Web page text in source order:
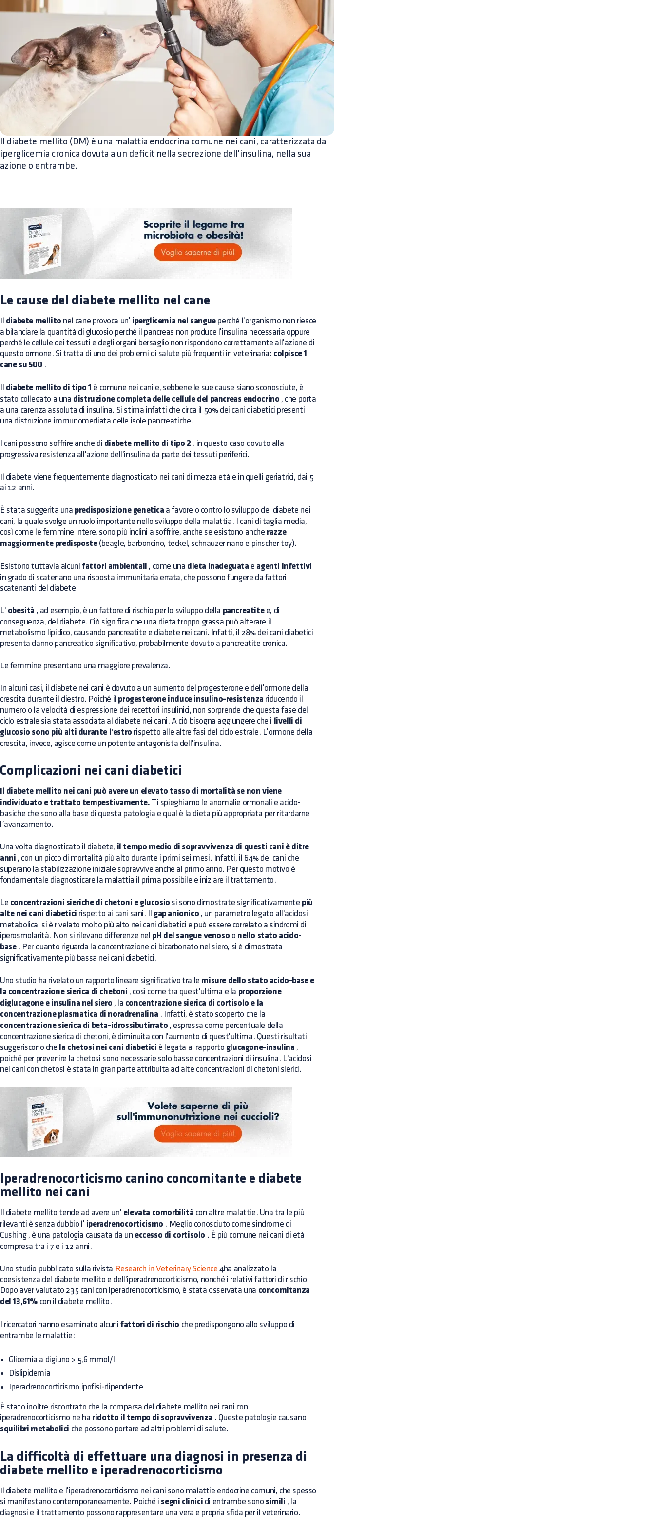
Il diabete mellito (DM) è una malattia endocrina comune nei cani, caratterizzata da
iperglicemia cronica dovuta a un deficit nella secrezione dell'insulina, nella sua
azione o entrambe.
Le cause del diabete mellito nel cane
diabete mellito nel cane provoca un' iperglicemia nel sangueperché l'organismo non riesce
a bilanciare la quantità di glucosio perché il pancreas non produce l'insulina necessaria oppure
perché le cellule dei tessuti e degli organi bersaglio non rispondono correttamente all'azione di
questo ormone. Si tratta di uno dei problemi di salute più frequenti in veterinaria: colpisce 1
cane su 500 .
diabete mellito di tipo 1 è comune nei cani e, sebbene le sue cause siano sconosciute, è
stato collegato a una distruzione completa delle cellule del pancreas endocrino , che porta
a una carenza assoluta di insulina. Si stima infatti che circa il 50% dei cani diabetici presenti
una distruzione immunomediata delle isole pancreatiche.
I cani possono soffrire anche di diabete mellito di tipo 2 , in questo caso dovuto alla
progressiva resistenza all'azione dell'insulina da parte dei tessuti periferici.
Il diabete viene frequentemente diagnosticato nei cani di mezza età e in quelli geriatrici, dai 5
ai 12 anni.
È stata suggerita una predisposizione genetica a favore o contro lo sviluppo del diabete nei
cani, la quale svolge un ruolo importante nello sviluppo della malattia. I cani di taglia media,
così come le femmine intere, sono più inclini a soffrire, anche se esistono anche razze
maggiormente predisposte(beagle, barboncino, teckel, schnauzer nano e pinscher toy).
Esistono tuttavia alcuni fattori ambientali , come una dieta inadeguata e agenti infettivi
in grado di scatenano una risposta immunitaria errata, che possono fungere da fattori
scatenanti del diabete.
L' obesità , ad esempio, è un fattore di rischio per lo sviluppo della pancreatitee, di
conseguenza, del diabete. Ciò significa che una dieta troppo grassa può alterare il
metabolismo lipidico, causando pancreatite e diabete nei cani. Infatti, il 28% dei cani diabetici
presenta danno pancreatico significativo, probabilmente dovuto a pancreatite cronica.
Le femmine presentano una maggiore prevalenza.
In alcuni casi, il diabete nei cani è dovuto a un aumento del progesterone e dell'ormone della
crescita durante il diestro. Poiché il progesterone induce insulino-resistenza riducendo il
numero o la velocità di espressione dei recettori insulinici, non sorprende che questa fase del
ciclo estrale sia stata associata al diabete nei cani. A ciò bisogna aggiungere che i livelli di
glucosio sono più alti durante l'estro rispetto alle altre fasi del ciclo estrale. L'ormone della
crescita, invece, agisce come un potente antagonista dell'insulina.
Complicazioni nei cani diabetici
Il diabete mellito nei cani può avere un elevato tasso di mortalità se non viene
individuato e trattato tempestivamente. Ti spieghiamo le anomalie ormonali e acido-
basiche che sono alla base di questa patologia e qual è la dieta più appropriata per ritardarne
l’avanzamento.
Una volta diagnosticato il diabete, il tempo medio di sopravvivenza di questi cani è ditre
anni , con un picco di mortalità più alto durante i primi sei mesi. Infatti, il 64% dei cani che
superano la stabilizzazione iniziale sopravvive anche al primo anno. Per questo motivo è
fondamentale diagnosticare la malattia il prima possibile e iniziare il trattamento.
Le concentrazioni sieriche di chetoni e glucosio si sono dimostrate significativamente più
alte nei cani diabetici rispetto ai cani sani. Il gap anionico , un parametro legato all'acidosi
metabolica, si è rivelato molto più alto nei cani diabetici e può essere correlato a sindromi di
iperosmolarità. Non si rilevano differenze nel pH del sangue venoso o nello stato acido-
base. Per quanto riguarda la concentrazione di bicarbonato nel siero, si è dimostrata
significativamente più bassa nei cani diabetici.
Uno studio ha rivelato un rapporto lineare significativo tra le misure dello stato acido-base e
la concentrazione sierica di chetoni , così come tra quest'ultima e la proporzione
diglucagone e insulina nel siero , la concentrazione sierica di cortisolo e la
concentrazione plasmatica di noradrenalina . Infatti, è stato scoperto che la
concentrazione sierica di beta-idrossibutirrato , espressa come percentuale della
concentrazione sierica di chetoni, è diminuita con l'aumento di quest'ultima. Questi risultati
suggeriscono che la chetosi nei cani diabetici è legata al rapporto glucagone-insulina ,
poiché per prevenire la chetosi sono necessarie solo basse concentrazioni di insulina. L'acidosi
nei cani con chetosi è stata in gran parte attribuita ad alte concentrazioni di chetoni sierici.
Iperadrenocorticismo canino concomitante e diabete
mellito nei cani
Il diabete mellito tende ad avere un' elevata comorbilità con altre malattie. Una tra le più
rilevanti è senza dubbio l' iperadrenocorticismo . Meglio conosciuto come sindrome di
Cushing, è una patologia causata da un eccesso di cortisolo . È più comune nei cani di età
compresa tra i 7 e i 12 anni.
Uno studio pubblicato sulla rivista Research in Veterinary Science 4ha analizzato la
coesistenza del diabete mellito e dell'iperadrenocorticismo, nonché i relativi fattori di rischio.
Dopo aver valutato 235 cani con iperadrenocorticismo, è stata osservata una concomitanza
del 13,61% con il diabete mellito.
I ricercatori hanno esaminato alcunifattori di rischio che predispongono allo sviluppo di
entrambe le malattie:
Glicemia a digiuno > 5,6 mmol/l
Dislipidemia
Iperadrenocorticismo ipofisi-dipendente
È stato inoltre riscontrato che la comparsa del diabete mellito nei cani con
iperadrenocorticismo ne ha ridotto il tempo di sopravvivenza . Queste patologie causano
squilibri metabolici che possono portare ad altri problemi di salute.
La difficoltà di effettuare una diagnosi in presenza di
diabete mellito e iperadrenocorticismo
Il diabete mellito e l'iperadrenocorticismo nei cani sono malattie endocrine comuni, che spesso
si manifestano contemporaneamente. Poiché i segni clinici di entrambe sono simili , la
diagnosi e il trattamento possono rappresentare una vera e propria sfida per il veterinario.